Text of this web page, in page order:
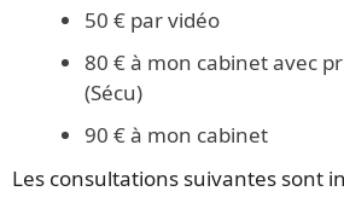
50 € par vidéo
80 € à mon cabinet avec
(Sécu)
90 € à mon cabinet
Les consultations suivantes sont